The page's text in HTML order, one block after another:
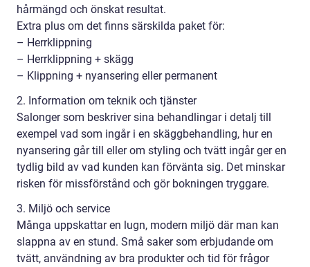
hårmängd och önskat resultat.
Extra plus om det finns särskilda paket för:
– Herrklippning
– Herrklippning + skägg
– Klippning + nyansering eller permanent
2. Information om teknik och tjänster
Salonger som beskriver sina behandlingar i detalj till
exempel vad som ingår i en skäggbehandling, hur en
nyansering går till eller om styling och tvätt ingår ger en
tydlig bild av vad kunden kan förvänta sig. Det minskar
risken för missförstånd och gör bokningen tryggare.
3. Miljö och service
Många uppskattar en lugn, modern miljö där man kan
slappna av en stund. Små saker som erbjudande om
tvätt, användning av bra produkter och tid för frågor